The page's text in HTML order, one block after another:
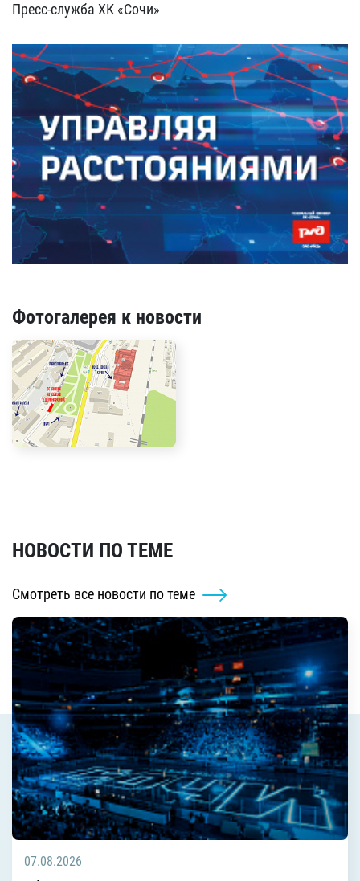
Пресс-служба ХК «Сочи»
Фотогалерея к новости
НОВОСТИ ПО ТЕМЕ
Смотреть все новости по теме
07.08.2026